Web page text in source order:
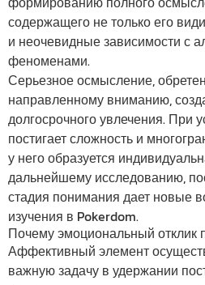
содержащего не только его
и неочевидные зависимости с
феноменами.
Серьезное осмысление,
направленному вниманию,
долгосрочного увлечения. При
постигает сложность и
у него образуется
дальнейшему исследованию,
стадия понимания дает новые
изучения в Pokerdom.
Почему эмоциональный отклик
Аффективный элемент
важную задачу в удержании